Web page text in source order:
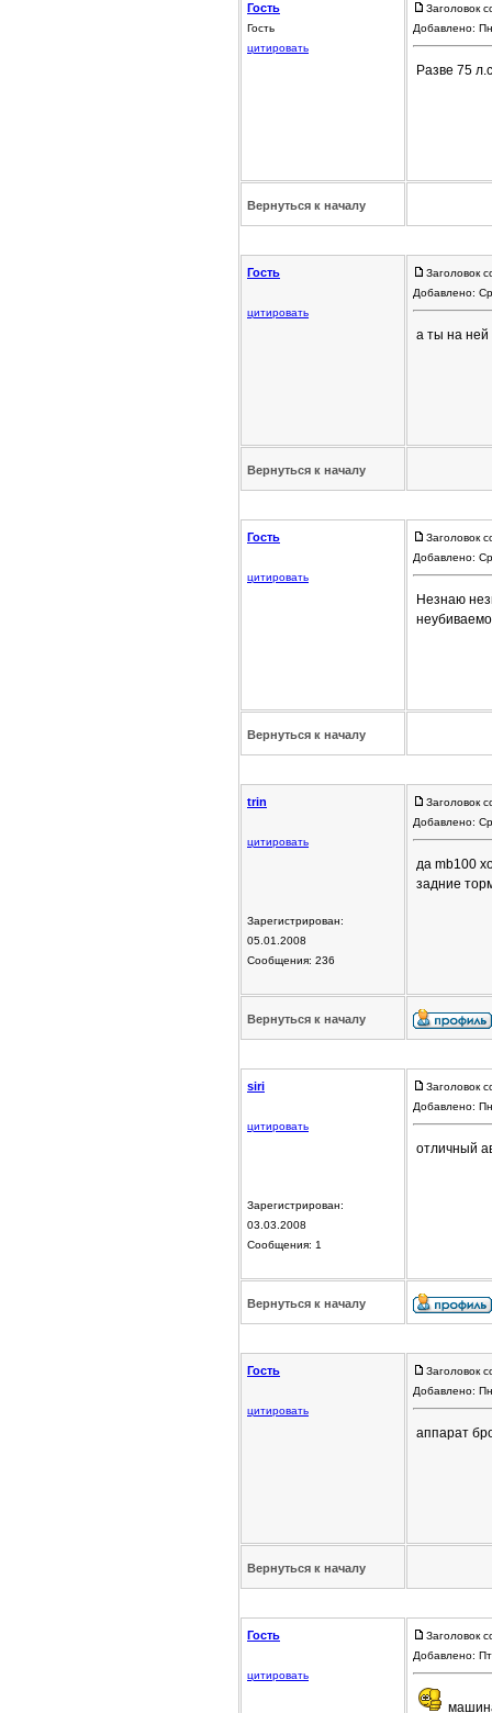
Гость
Гость
цитировать
Заголовок
Добавлено:
Разве 75
Вернуться к началу
Гость
цитировать
Заголовок
Добавлено:
а ты на
Вернуться к началу
Гость
цитировать
Заголовок
Добавлено:
Незнаю
Вернуться к началу
trin
цитировать
Зарегистрирован:
05.01.2008
Сообщения: 236
Заголовок
Добавлено:
да mb100
задние
Вернуться к началу
siri
цитировать
Зарегистрирован:
03.03.2008
Сообщения: 1
Заголовок
Добавлено:
отличный
Вернуться к началу
Гость
цитировать
Заголовок
Добавлено:
аппарат
Вернуться к началу
Гость
цитировать
Заголовок
Добавлено: